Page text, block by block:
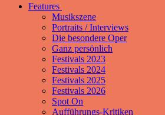
Features
Musikszene
Portraits / Interviews
Die besondere Oper
Ganz persönlich
Festivals 2023
Festivals 2024
Festivals 2025
Festivals 2026
Spot On
Aufführungs-Kritiken